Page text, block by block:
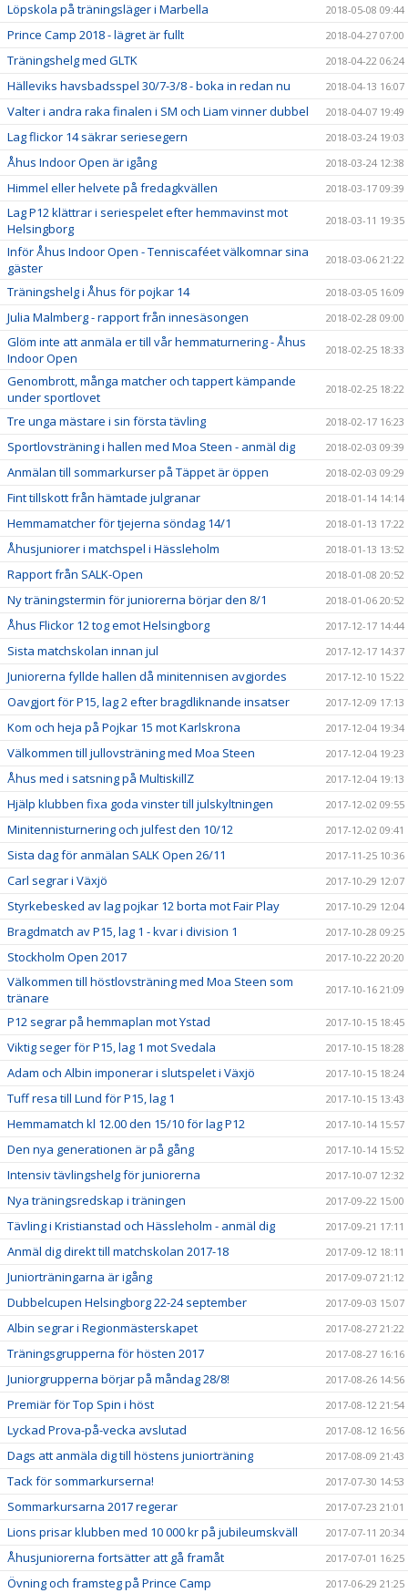
Löpskola på träningsläger i Marbella 2018-05-08 09:44
Prince Camp 2018 - lägret är fullt 2018-04-27 07:00
Träningshelg med GLTK 2018-04-22 06:24
Hälleviks havsbadsspel 30/7-3/8 - boka in redan nu 2018-04-13 16:07
Valter i andra raka finalen i SM och Liam vinner dubbel 2018-04-07 19:49
Lag flickor 14 säkrar seriesegern 2018-03-24 19:03
Åhus Indoor Open är igång 2018-03-24 12:38
Himmel eller helvete på fredagkvällen 2018-03-17 09:39
Lag P12 klättrar i seriespelet efter hemmavinst mot
Helsingborg
2018-03-11 19:35
Inför Åhus Indoor Open - Tenniscaféet välkomnar sina
gäster
2018-03-06 21:22
Träningshelg i Åhus för pojkar 14 2018-03-05 16:09
Julia Malmberg - rapport från innesäsongen 2018-02-28 09:00
Glöm inte att anmäla er till vår hemmaturnering - Åhus
Indoor Open
2018-02-25 18:33
Genombrott, många matcher och tappert kämpande
under sportlovet
2018-02-25 18:22
Tre unga mästare i sin första tävling 2018-02-17 16:23
Sportlovsträning i hallen med Moa Steen - anmäl dig 2018-02-03 09:39
Anmälan till sommarkurser på Täppet är öppen 2018-02-03 09:29
Fint tillskott från hämtade julgranar 2018-01-14 14:14
Hemmamatcher för tjejerna söndag 14/1 2018-01-13 17:22
Åhusjuniorer i matchspel i Hässleholm 2018-01-13 13:52
Rapport från SALK-Open 2018-01-08 20:52
Ny träningstermin för juniorerna börjar den 8/1 2018-01-06 20:52
Åhus Flickor 12 tog emot Helsingborg 2017-12-17 14:44
Sista matchskolan innan jul 2017-12-17 14:37
Juniorerna fyllde hallen då minitennisen avgjordes 2017-12-10 15:22
Oavgjort för P15, lag 2 efter bragdliknande insatser 2017-12-09 17:13
Kom och heja på Pojkar 15 mot Karlskrona 2017-12-04 19:34
Välkommen till jullovsträning med Moa Steen 2017-12-04 19:23
Åhus med i satsning på MultiskillZ 2017-12-04 19:13
Hjälp klubben fixa goda vinster till julskyltningen 2017-12-02 09:55
Minitennisturnering och julfest den 10/12 2017-12-02 09:41
Sista dag för anmälan SALK Open 26/11 2017-11-25 10:36
Carl segrar i Växjö 2017-10-29 12:07
Styrkebesked av lag pojkar 12 borta mot Fair Play 2017-10-29 12:04
Bragdmatch av P15, lag 1 - kvar i division 1 2017-10-28 09:25
Stockholm Open 2017 2017-10-22 20:20
Välkommen till höstlovsträning med Moa Steen som
tränare
2017-10-16 21:09
P12 segrar på hemmaplan mot Ystad 2017-10-15 18:45
Viktig seger för P15, lag 1 mot Svedala 2017-10-15 18:28
Adam och Albin imponerar i slutspelet i Växjö 2017-10-15 18:24
Tuff resa till Lund för P15, lag 1 2017-10-15 13:43
Hemmamatch kl 12.00 den 15/10 för lag P12 2017-10-14 15:57
Den nya generationen är på gång 2017-10-14 15:52
Intensiv tävlingshelg för juniorerna 2017-10-07 12:32
Nya träningsredskap i träningen 2017-09-22 15:00
Tävling i Kristianstad och Hässleholm - anmäl dig 2017-09-21 17:11
Anmäl dig direkt till matchskolan 2017-18 2017-09-12 18:11
Juniorträningarna är igång 2017-09-07 21:12
Dubbelcupen Helsingborg 22-24 september 2017-09-03 15:07
Albin segrar i Regionmästerskapet 2017-08-27 21:22
Träningsgrupperna för hösten 2017 2017-08-27 16:16
Juniorgrupperna börjar på måndag 28/8! 2017-08-26 14:56
Premiär för Top Spin i höst 2017-08-12 21:54
Lyckad Prova-på-vecka avslutad 2017-08-12 16:56
Dags att anmäla dig till höstens juniorträning 2017-08-09 21:43
Tack för sommarkurserna! 2017-07-30 14:53
Sommarkursarna 2017 regerar 2017-07-23 21:01
Lions prisar klubben med 10 000 kr på jubileumskväll 2017-07-11 20:34
Åhusjuniorerna fortsätter att gå framåt 2017-07-01 16:25
Övning och framsteg på Prince Camp 2017-06-29 21:25